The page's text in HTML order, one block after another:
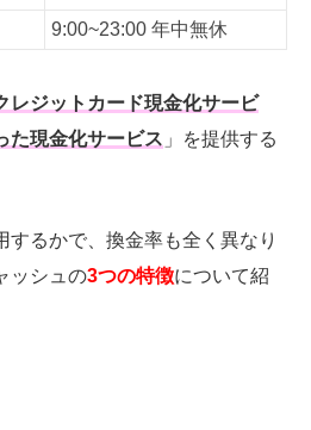
9:00~23:00 年中無休
レジットカード現金化サービ
た現金化サービス 」を提供する
するかで、換金率も全く異なり
ッシュの3つの特徴について紹